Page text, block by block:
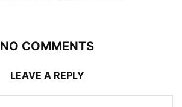
NO COMMENTS
LEAVE A REPLY